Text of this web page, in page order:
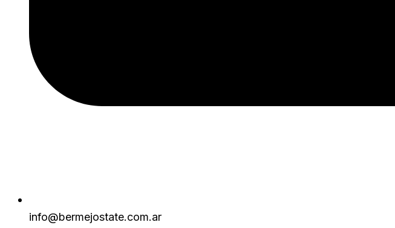
info@bermejostate.com.ar